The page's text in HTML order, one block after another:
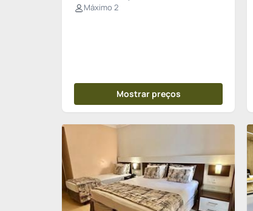
Máximo 2
Mostrar preços